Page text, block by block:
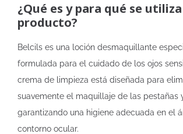
¿Qué es y para qué se
producto?
Belcils es una loción desmaquillante
formulada para el cuidado de los ojos
crema de limpieza está diseñada para
suavemente el maquillaje de las pestañas
garantizando una higiene adecuada en el
contorno ocular.